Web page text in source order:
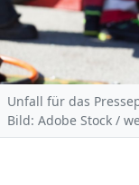
Unfall für das
Bild: Adobe Stock /